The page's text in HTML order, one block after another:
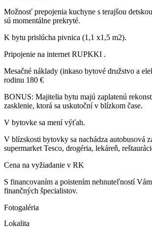
Možnosť prepojenia kuchyne s terajšou
sú momentálne prekryté.
K bytu prislúcha pivnica (1,1 x1,5 m2).
Pripojenie na internet RUPKKI .
Mesačné náklady (inkaso bytové družstvo a
rodinu 180 €
BONUS: Majitelia bytu majú zaplatenú
zasklenie, ktorá sa uskutoční v blízkom čase.
V bytovke sa mení výťah.
V blízskosti bytovky sa nachádza autobusová
supermarket Tesco, drogéria, lekáreň,
Cena na vyžiadanie v RK
S financovaním a poistením nehnuteľností
finančných špecialistov.
Fotogaléria
Lokalita